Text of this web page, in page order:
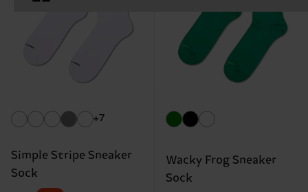
+7
Simple Stripe Sneaker
Sock
Wacky Frog Sneaker
Sock